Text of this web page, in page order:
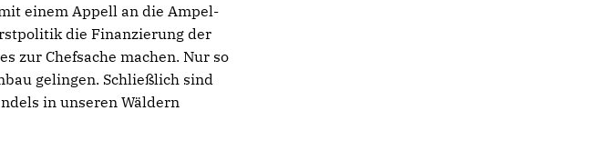
einem Appell an die Ampel-
die Finanzierung der
zur Chefsache machen. Nur so
gelingen. Schließlich sind
in unseren Wäldern